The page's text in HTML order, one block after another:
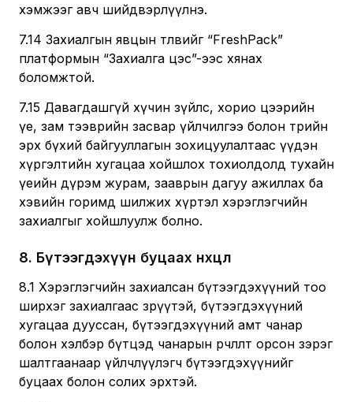
хэмжээг авч шийдвэрлүүлнэ.
7.14 Захиалгын явцын төлвийг “FreshPack”
платформын “Захиалга цэс”-ээс хянах
боломжтой.
7.15 Давагдашгүй хүчин зүйлс, хорио цээрийн
үе, зам тээврийн засвар үйлчилгээ болон төрийн
эрх бүхий байгууллагын зохицуулалтаас үүдэн
хүргэлтийн хугацаа хойшлох тохиолдолд тухайн
үеийн дүрэм журам, зааврын дагуу ажиллах ба
хэвийн горимд шилжих хүртэл хэрэглэгчийн
захиалгыг хойшлуулж болно.
8. Бүтээгдэхүүн буцаах нөхцөл
8.1 Хэрэглэгчийн захиалсан бүтээгдэхүүний тоо
ширхэг захиалгаас зөрүүтэй, бүтээгдэхүүний
хугацаа дууссан, бүтээгдэхүүний амт чанар
болон хэлбэр бүтцэд чанарын өөрчлөлт орсон зэрэг
шалтгаанаар үйлчлүүлэгч бүтээгдэхүүнийг
буцаах болон солих эрхтэй.